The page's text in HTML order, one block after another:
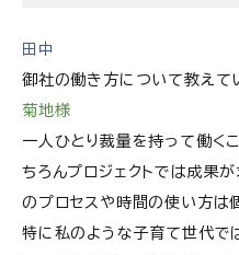
田中
御社の働き方について教えて
菊地様
一人ひとり裁量を持って働く
ちろんプロジェクトでは成果
のプロセスや時間の使い方は
特に私のような子育て世代で